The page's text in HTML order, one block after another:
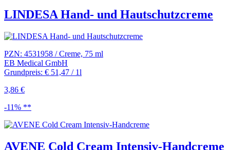
LINDESA Hand- und Hautschutzcreme
PZN: 4531958 / Creme, 75 ml
EB Medical GmbH
Grundpreis: € 51,47 / 1l
3,86 €
-11% **
AVENE Cold Cream Intensiv-Handcreme